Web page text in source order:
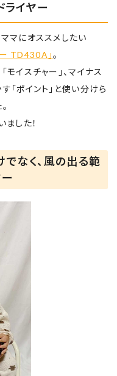
ライヤー
マにオススメしたい
TD430A」。
イスチャー」、マイナス
「ポイント」と使い分けら
した！
なく、風の出る範